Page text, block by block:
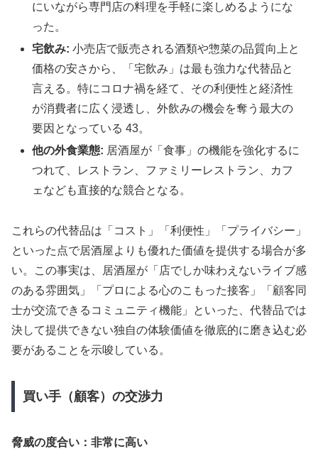
にいながら専門店の料理を手軽に楽しめるようにな
った。
宅飲み: 小売店で販売される酒類や惣菜の品質向上と
価格の安さから、「宅飲み」は最も強力な代替品と
言える。特にコロナ禍を経て、その利便性と経済性
が消費者に広く浸透し、外飲みの機会を奪う最大の
要因となっている 43。
他の外食業態: 居酒屋が「食事」の機能を強化するに
つれて、レストラン、ファミリーレストラン、カフ
ェなども直接的な競合となる。
これらの代替品は「コスト」「利便性」「プライバシー」
といった点で居酒屋よりも優れた価値を提供する場合が多
い。この事実は、居酒屋が「店でしか味わえないライブ感
のある雰囲気」「プロによる心のこもった接客」「顧客同
士が交流できるコミュニティ機能」といった、代替品では
決して提供できない独自の体験価値を徹底的に磨き込む必
要があることを示唆している。
買い手（顧客）の交渉力
脅威の度合い：非常に高い